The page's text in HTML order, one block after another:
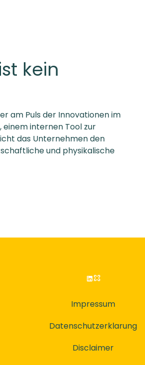
kein
am Puls der Innovationen im
internen Tool zur
das Unternehmen den
und physikalische
Impressum
Datenschutzerklarung
Disclaimer